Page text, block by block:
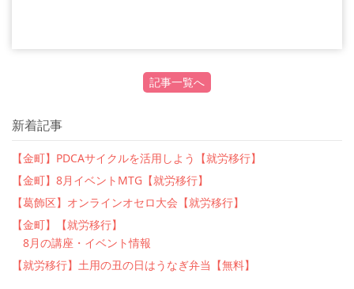
記事一覧へ
新着記事
【金町】PDCAサイクルを活用しよう【就労移行】
【金町】8月イベントMTG【就労移行】
【葛飾区】オンラインオセロ大会【就労移行】
【金町】【就労移行】
8月の講座・イベント情報
【就労移行】土用の丑の日はうなぎ弁当【無料】